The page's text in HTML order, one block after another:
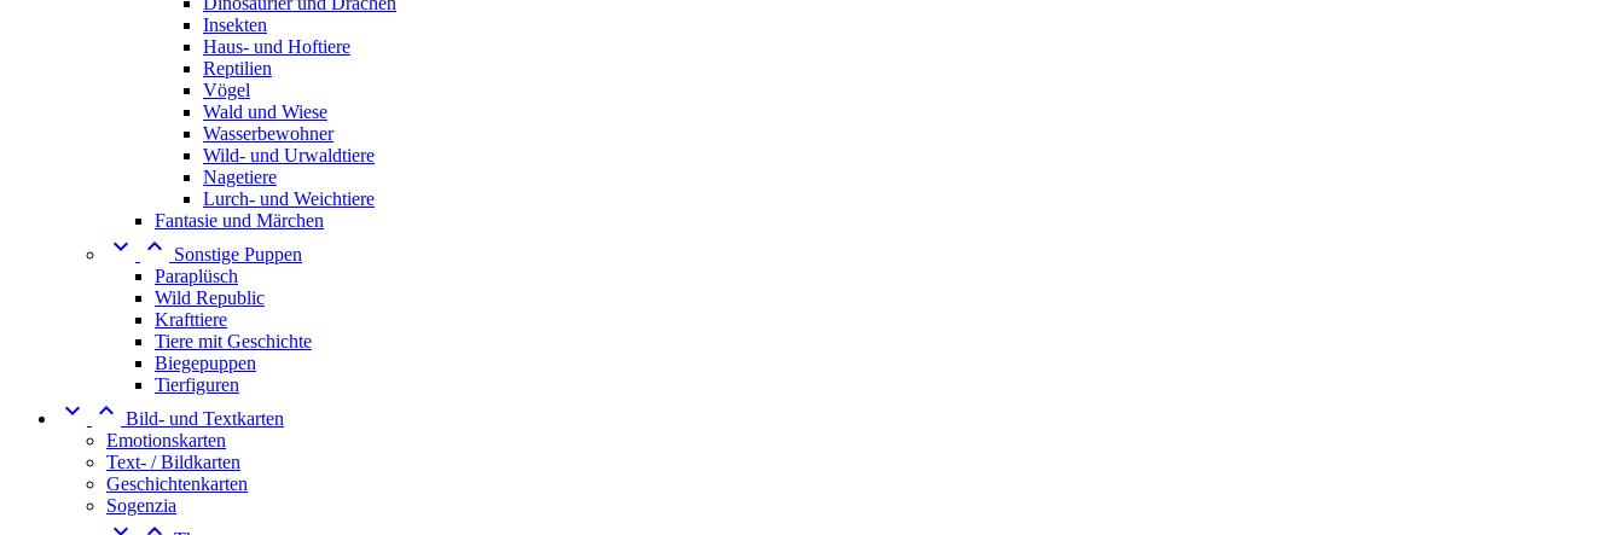
Insekten
Haus- und Hoftiere
Reptilien
Vögel
Wald und Wiese
Wasserbewohner
Wild- und Urwaldtiere
Nagetiere
Lurch- und Weichtiere
Fantasie und Märchen
 
Sonstige Puppen
Paraplüsch
Wild Republic
Krafttiere
Tiere mit Geschichte
Biegepuppen
Tierfiguren
  Bild- und Textkarten
Emotionskarten
Text- / Bildkarten
Geschichtenkarten
Sogenzia